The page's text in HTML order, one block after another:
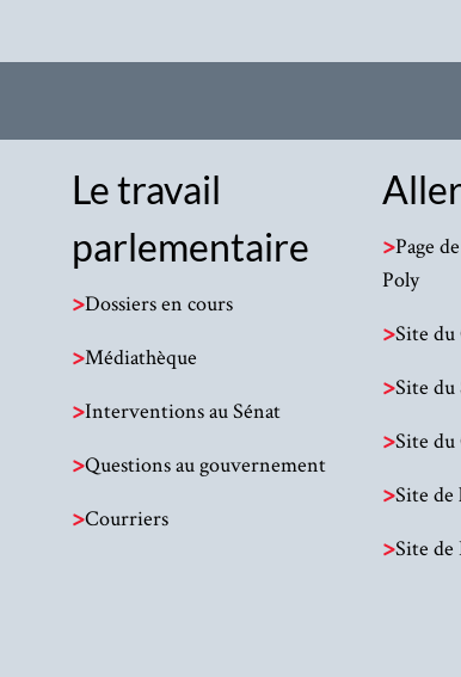
Le travail
parlementaire
>Dossiers en cours
>Médiathèque
>Interventions au Sénat
>Questions au gouvernement
>Courriers
>Page
Poly
>Site du
>Site du
>Site
>Site de
>Site de